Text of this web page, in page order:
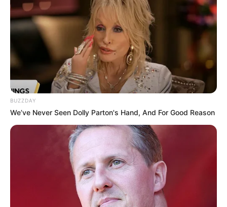
Die schönste Sehenswürdigkeiten und
Ausflugsziele in Deutschland:
BUZZDAY
We’ve Never Seen Dolly Parton's Hand, And For Good Reason